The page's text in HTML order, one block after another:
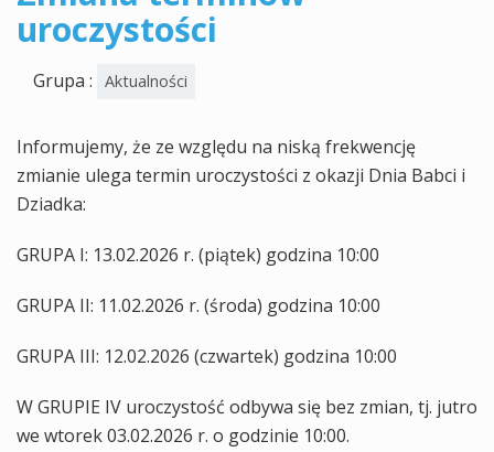
uroczystości
Grupa : Aktualności
Informujemy, że ze względu na niską frekwencję
zmianie ulega termin uroczystości z okazji Dnia Babci i
Dziadka:
GRUPA I: 13.02.2026 r. (piątek) godzina 10:00
GRUPA II: 11.02.2026 r. (środa) godzina 10:00
GRUPA III: 12.02.2026 (czwartek) godzina 10:00
W GRUPIE IV uroczystość odbywa się bez zmian, tj. jutro
we wtorek 03.02.2026 r. o godzinie 10:00.